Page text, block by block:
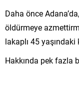
Daha önce
öldürmeye
lakaplı 45 yaşındaki
Hakkında pek fazla